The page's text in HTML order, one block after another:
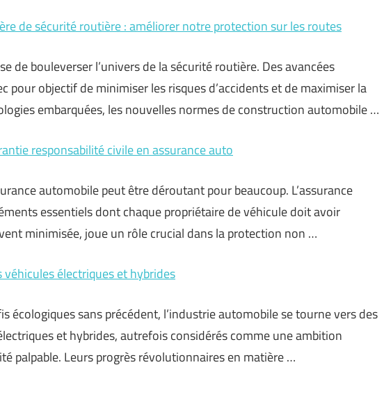
de sécurité routière : améliorer notre protection sur les routes
de bouleverser l’univers de la sécurité routière. Des avancées
pour objectif de minimiser les risques d’accidents et de maximiser la
embarquées, les nouvelles normes de construction automobile …
responsabilité civile en assurance auto
automobile peut être déroutant pour beaucoup. L’assurance
essentiels dont chaque propriétaire de véhicule doit avoir
minimisée, joue un rôle crucial dans la protection non …
électriques et hybrides
écologiques sans précédent, l’industrie automobile se tourne vers des
et hybrides, autrefois considérés comme une ambition
palpable. Leurs progrès révolutionnaires en matière …